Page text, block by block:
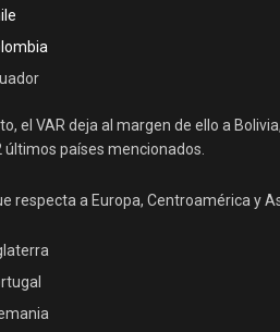
el VAR deja al margen de ello a
últimos países mencionados.
respecta a Europa, Centroamérica y